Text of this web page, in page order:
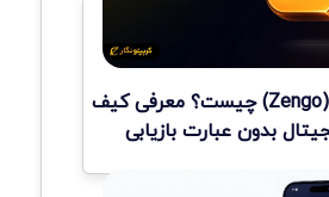
کیف پول زنگو (Zengo) چیست؟ معرفی کیف
بدون عبارت بازیابی